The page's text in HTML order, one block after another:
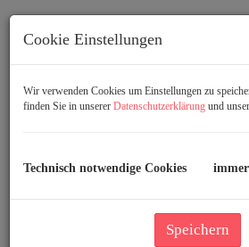
in Frequenzlage Nähe Millenium-
Dieses Mietobjekt befindet sich in
Cookie Einstellungen
Wir verwenden Cookies um Einstellungen zu
finden Sie in unserer Datenschutzerklärung und
Technisch notwendige Cookies
Speichern